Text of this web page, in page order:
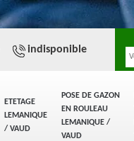
ETETAGE
LEMANIQUE
/ VAUD
POSE DE GAZON
EN ROULEAU
LEMANIQUE /
VAUD
indisponible